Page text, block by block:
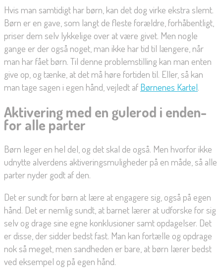
Hvis man samtidigt har børn, kan det dog virke ekstra slemt.
Børn er en gave, som langt de fleste forældre, forhåbentligt,
priser dem selv lykkelige over at være givet. Men nogle
gange er der også noget, man ikke har tid til længere, når
man har fået børn. Til denne problemstilling kan man enten
give op, og tænke, at det må høre fortiden til. Eller, så kan
man tage sagen i egen hånd, vejledt af Børnenes Kartel.
Aktivering med en gulerod i enden-
for alle parter
Børn leger en hel del, og det skal de også. Men hvorfor ikke
udnytte alverdens aktiveringsmuligheder på en måde, så alle
parter nyder godt af den.
Det er sundt for børn at lære at engagere sig, også på egen
hånd. Det er nemlig sundt, at barnet lærer at udforske for sig
selv og drage sine egne konklusioner samt opdagelser. Det
er disse, der sidder bedst fast. Man kan fortælle og opdrage
nok så meget, men sandheden er bare, at børn lærer bedst
ved eksempel og på egen hånd.